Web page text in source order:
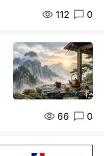
112 0
66 0